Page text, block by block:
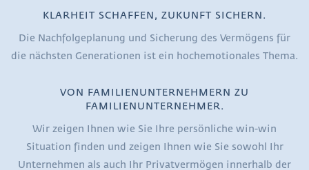
KLARHEIT SCHAFFEN, ZUKUNFT SICHERN.
Die Nachfolgeplanung und Sicherung des Vermögens für
die nächsten Generationen ist ein hochemotionales Thema.
VON FAMILIENUNTERNEHMERN ZU
FAMILIENUNTERNEHMER.
Wir zeigen Ihnen wie Sie Ihre persönliche win-win
Situation finden und zeigen Ihnen wie Sie sowohl Ihr
Unternehmen als auch Ihr Privatvermögen innerhalb der